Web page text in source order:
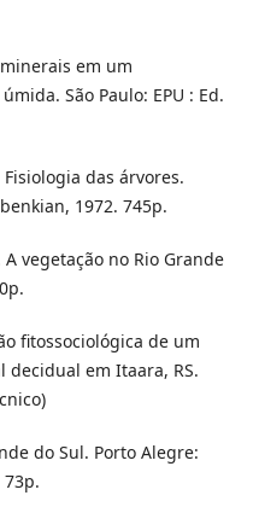
minerais em um
São Paulo: EPU : Ed.
Fisiologia das árvores.
1972. 745p.
A vegetação no Rio Grande
fitossociológica de um
em Itaara, RS.
do Sul. Porto Alegre: